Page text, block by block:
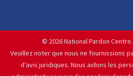
© 2026 National Pardon Centre.
Veuillez noter que nous ne fournissions
d’avis juridiques. Nous aidons les